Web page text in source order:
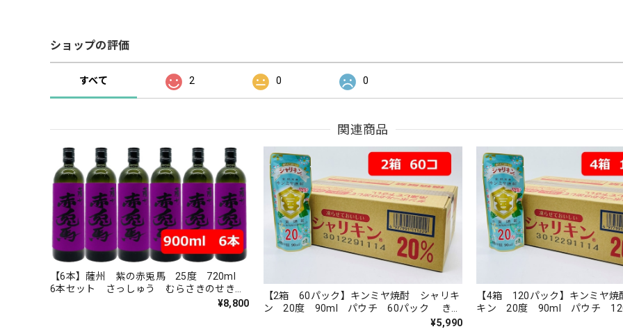
ショップの評価
すべて 2 0 0
関連商品
【6本】薩州 紫の赤兎馬 25度 720ml
6本セット さっしゅう むらさきのせきと
ば 芋焼酎 焼酎 本格芋焼酎 薩州濱田
¥8,800
【2箱 60パック】キンミヤ焼酎 シャリキ
ン 20度 90ml パウチ 60パック きん
みや 20％ 焼酎 亀甲宮焼酎 宮崎本¥5,990
【4箱 120パック】キンミヤ
キン 20度 90ml パウチ